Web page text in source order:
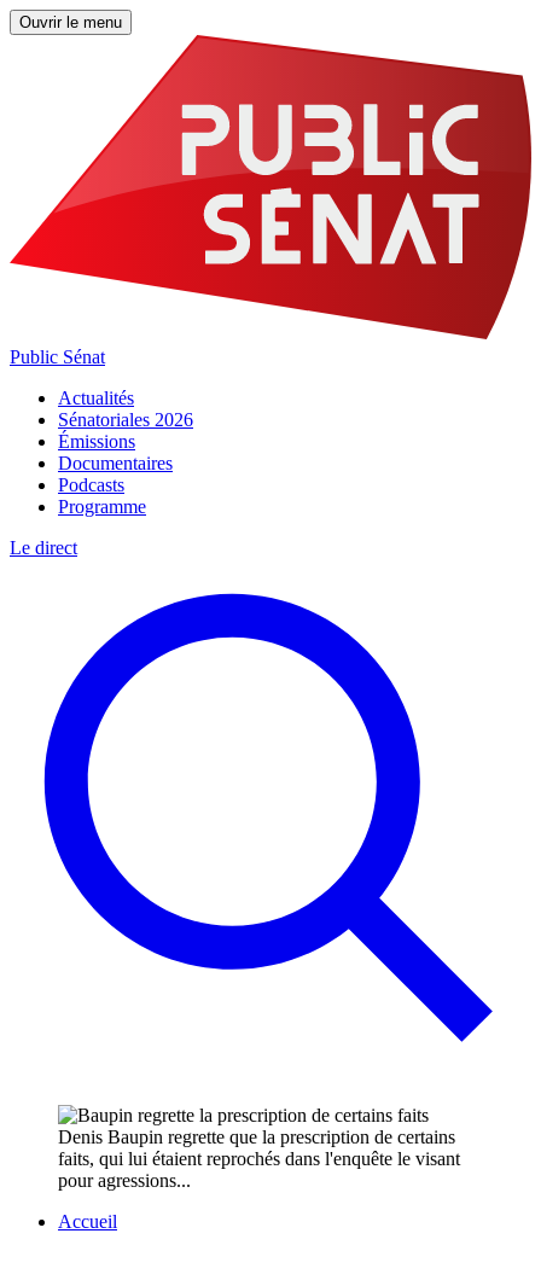
Ouvrir le menu
Public Sénat
Actualités
Sénatoriales 2026
Émissions
Documentaires
Podcasts
Programme
Le direct
Denis Baupin regrette que la prescription de certains
faits, qui lui étaient reprochés dans l'enquête le visant
pour agressions...
Accueil